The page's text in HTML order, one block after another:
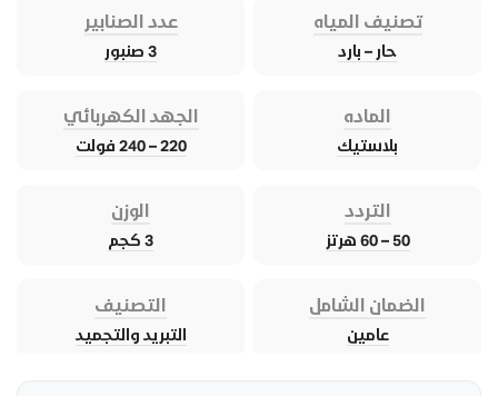
تصنيف المياه
حار – بارد
عدد الصنابير
3 صنبور
الماده
بلاستيك
الجهد الكهربائي
220 – 240 فولت
التردد
50 – 60 هرتز
الوزن
3 كجم
الضمان الشامل
عامين
التصنيف
التبريد والتجميد